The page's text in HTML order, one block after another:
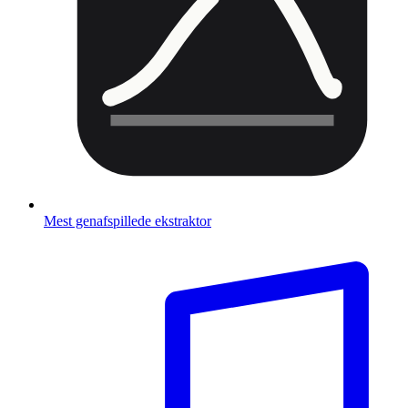
Mest genafspillede ekstraktor